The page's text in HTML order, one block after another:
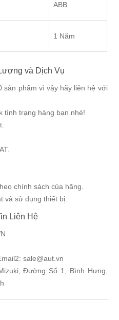
ABB
1 Năm
và Dịch Vụ
sản phẩm vì vậy hãy liên hệ với
tình trạng hàng bạn nhé!
chính sách của hãng.
và sử dụng thiết bị.
Liên Hệ
sale@aut.vn
Đường Số 1, Bình Hưng,